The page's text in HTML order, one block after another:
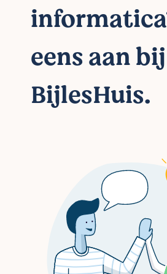
eens aan bij
BijlesHuis.